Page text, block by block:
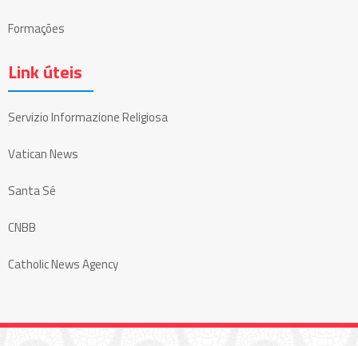
Formações
Link úteis
Servizio Informazione Religiosa
Vatican News
Santa Sé
CNBB
Catholic News Agency